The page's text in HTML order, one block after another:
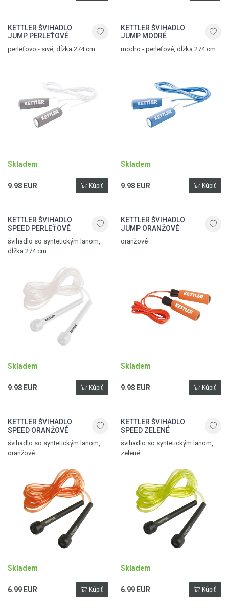
KETTLER ŠVIHADLO
JUMP PERLEŤOVÉ
perleťovo - sivé, dĺžka 274 cm
Skladem
9.98 EUR Kúpiť
KETTLER ŠVIHADLO
JUMP MODRÉ
modro - perleťové, dĺžka 274 cm
Skladem
9.98 EUR Kúpiť
KETTLER ŠVIHADLO
SPEED PERLEŤOVÉ
švihadlo so syntetickým lanom,
dĺžka 274 cm
Skladem
9.98 EUR Kúpiť
KETTLER ŠVIHADLO
JUMP ORANŽOVÉ
oranžové
Skladem
9.98 EUR Kúpiť
KETTLER ŠVIHADLO
SPEED ORANŽOVÉ
švihadlo so syntetickým lanom,
oranžové
Skladem
6.99 EUR Kúpiť
KETTLER ŠVIHADLO
SPEED ZELENÉ
švihadlo so syntetickým lanom,
zelené
Skladem
6.99 EUR Kúpiť